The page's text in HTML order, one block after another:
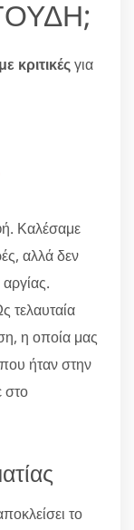
με κριτικέςγια
Καλέσαμε
αλλά δεν
τελαυταία
η οποία μας
που ήταν στην
στο
το